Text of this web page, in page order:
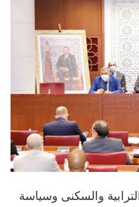
والسكنى وسياسة